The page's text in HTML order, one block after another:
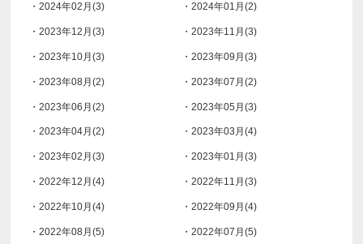
・2024年02月(3) ・2024年01月(2)
・2023年12月(3) ・2023年11月(3)
・2023年10月(3) ・2023年09月(3)
・2023年08月(2) ・2023年07月(2)
・2023年06月(2) ・2023年05月(3)
・2023年04月(2) ・2023年03月(4)
・2023年02月(3) ・2023年01月(3)
・2022年12月(4) ・2022年11月(3)
・2022年10月(4) ・2022年09月(4)
・2022年08月(5) ・2022年07月(5)